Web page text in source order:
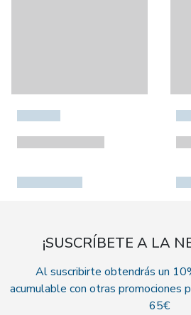
¡SUSCRÍBETE A LA
Al suscribirte obtendrás un
acumulable con otras promociones
65€